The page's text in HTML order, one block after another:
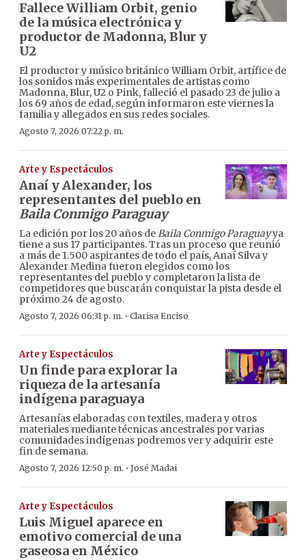
Fallece William Orbit, genio
de la música electrónica y
productor de Madonna, Blur y
U2
El productor y músico británico William Orbit, artífice de
los sonidos más experimentales de artistas como
Madonna, Blur, U2 o Pink, falleció el pasado 23 de julio a
los 69 años de edad, según informaron este viernes la
familia y allegados en sus redes sociales.
Agosto 7, 2026 07:22 p. m.
Arte y Espectáculos
Anaí y Alexander, los
representantes del pueblo en
Baila Conmigo Paraguay
La edición por los 20 años deBaila Conmigo Paraguayya
tiene a sus 17 participantes. Tras un proceso que reunió
a más de 1.500 aspirantes de todo el país, Anaí Silva y
Alexander Medina fueron elegidos como los
representantes del pueblo y completaron la lista de
competidores que buscarán conquistar la pista desde el
próximo 24 de agosto.
Agosto 7, 2026 06:31 p. m. · Clarisa Enciso
Arte y Espectáculos
Un finde para explorar la
riqueza de la artesanía
indígena paraguaya
Artesanías elaboradas con textiles, madera y otros
materiales mediante técnicas ancestrales por varias
comunidades indígenas podremos ver y adquirir este
fin de semana.
Agosto 7, 2026 12:50 p. m. · José Madai
Arte y Espectáculos
Luis Miguel aparece en
emotivo comercial de una
gaseosa en México